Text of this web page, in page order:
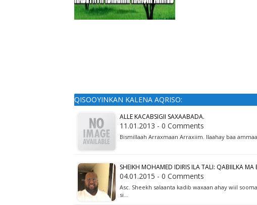
QISOOYINKAN KALENA AQRISO:
ALLE KACABSIGII SAXAABADA.
11.01.2013 - 0 Comments
Bismillaah Arraxmaan Arraxiim. Ilaahay baa
SHEIKH MOHAMED IDIRIS ILA TALI: QABIILKA MA
04.01.2015 - 0 Comments
Asc. Sheekh salaanta kadib waxaan ahay wiil
si…